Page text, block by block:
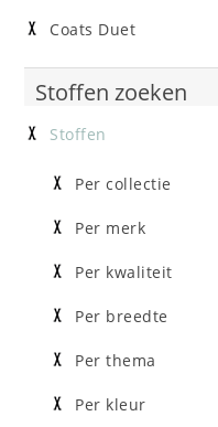
Coats Duet
Stoffen zoeken
Stoffen
Per collectie
Per merk
Per kwaliteit
Per breedte
Per thema
Per kleur